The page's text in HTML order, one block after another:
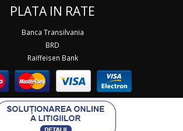
PLATA IN RATE
Banca Transilvania
BRD
Raiffeisen Bank